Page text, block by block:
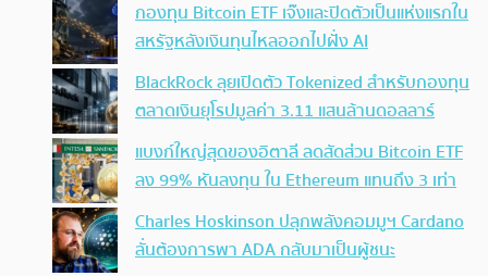
กองทุน Bitcoin ETF เจ๊งและปิดตัวเป็นแห่งแรกใน
สหรัฐหลังเงินทุนไหลออกไปฝั่ง AI
BlackRock ลุยเปิดตัว Tokenized สำหรับกองทุน
ตลาดเงินยุโรปมูลค่า 3.11 แสนล้านดอลลาร์
แบงก์ใหญ่สุดของอิตาลี ลดสัดส่วน Bitcoin ETF
ลง 99% หันลงทุน ใน Ethereum แทนถึง 3 เท่า
Charles Hoskinson ปลุกพลังคอมมูฯ Cardano
ลั่นต้องการพา ADA กลับมาเป็นผู้ชนะ